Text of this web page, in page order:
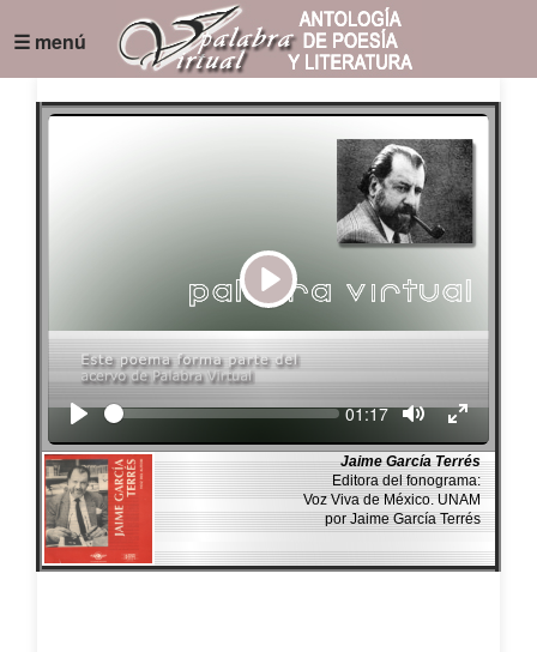
☰ menú
Play
Seek Current
01:17
Jaime García Terrés
Editora del fonograma:
Voz Viva de México. UNAM
por Jaime García Terrés